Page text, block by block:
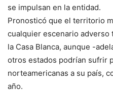
se impulsan en la entidad.
Pronosticó que el territorio
cualquier escenario adverso
la Casa Blanca, aunque -
otros estados podrían sufrir
norteamericanas a su país,
año.